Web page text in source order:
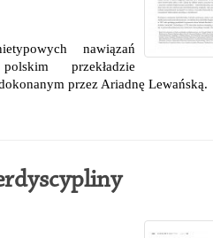
nawiązań
przekładzie
przez Ariadnę Lewańską.